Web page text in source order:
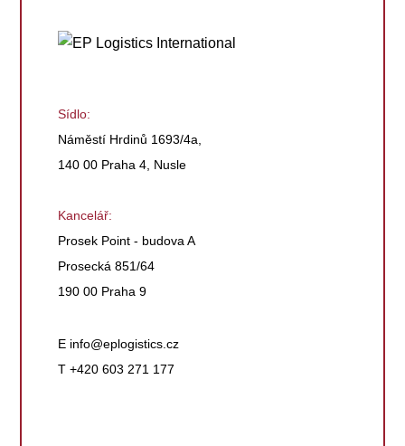
Sídlo:
Náměstí Hrdinů 1693/4a,
140 00 Praha 4, Nusle
Kancelář:
Prosek Point - budova A
Prosecká 851/64
190 00 Praha 9
E info@eplogistics.cz
T +420 603 271 177